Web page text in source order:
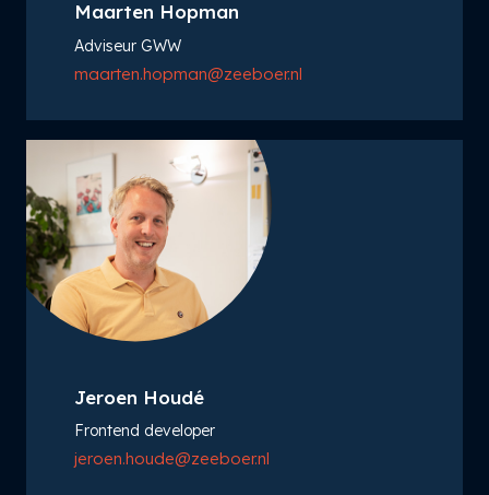
Maarten Hopman
Adviseur GWW
maarten.hopman@zeeboer.nl
Jeroen Houdé
Frontend developer
jeroen.houde@zeeboer.nl